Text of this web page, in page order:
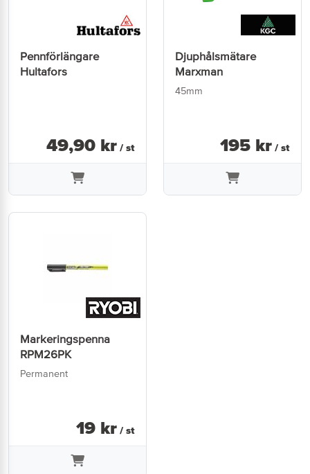
Pennförlängare
Hultafors
49,90 kr / st
Djuphålsmätare
Marxman
45mm
195 kr / st
Markeringspenna
RPM26PK
Permanent
19 kr / st